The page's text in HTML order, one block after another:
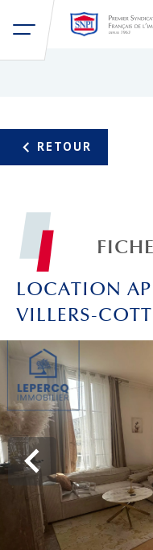
FICHE
LOCATION
VILLERS-